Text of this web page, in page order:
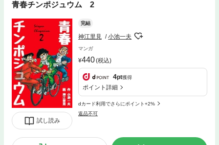
青春チンポジュウム 2
試し読み
完結
神江里見 小池一夫
マンガ
440(税込)
4pt獲得
ポイント詳細
dカード利用でさらにポイント+2%
返品不可